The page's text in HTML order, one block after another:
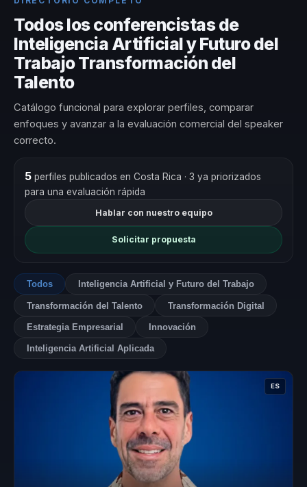
Todos los conferencistas de
Inteligencia Artificial y Futuro del
Trabajo Transformación del
Talento
Catálogo funcional para explorar perfiles, comparar
enfoques y avanzar a la evaluación comercial del speaker
correcto.
5perfiles publicados en Costa Rica · 3 ya priorizados
para una evaluación rápida
Hablar con nuestro equipo
Solicitar propuesta
Todos Inteligencia Artificial y Futuro del Trabajo
Transformación del Talento Transformación Digital
Estrategia Empresarial Innovación
Inteligencia Artificial Aplicada
ES